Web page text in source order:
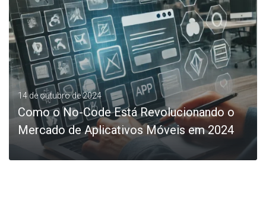
14 de outubro de 2024
Como o No-Code Está Revolucionando o
Mercado de Aplicativos Móveis em 2024